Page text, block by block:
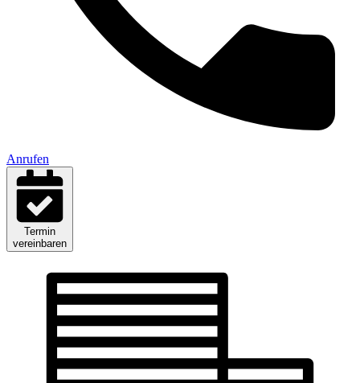
Anrufen
Termin
vereinbaren